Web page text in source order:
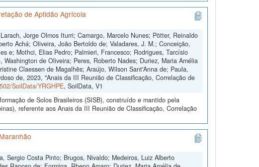
de Aptidão Agrícola
Jorge Olmos Iturri; Camargo, Marcelo Nunes; Pötter, Reinaldo
Achá; Oliveira, João Bertoldo de; Valadares, J. M.; Conceição,
e; Mothci, Elias Pedro; Palmieri, Francesco; Rodrigues, Tarcísio
de Oliveira; Peres, Roberto Nades; Duriez, Maria Amélia
Claessen de Magalhẽs; Araújo, Wilson Sant'Anna de; Paula,
de, 2023, "Anais da III Reunião de Classificação, Correlação de
SoilData/YRGHPE, SoilData, V1
de Solos Brasileiros (SISB), construído e mantido pela
referente aos Anais da III Reunião de Classificação, Correlação
Sergio Costa Pinto; Brugos, Nivaldo; Medeiros, Luiz Alberto